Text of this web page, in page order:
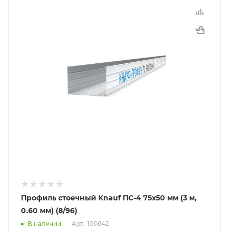
Профиль стоечный Knauf ПС-4 75х50 мм (3 м,
0.60 мм) (8/96)
В наличии Арт.: 100642